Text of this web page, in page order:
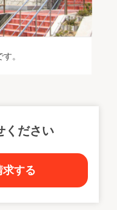
。
ください
求する